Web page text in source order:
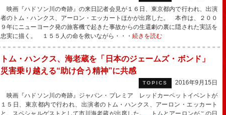
映画『ハドソン川の奇跡』の来日記者会見が１６日、東京都内で行われ、出演
者のトム・ハンクス、アーロン・エッカートほかが出席した。 本作は、２００
９年にニューヨーク発の旅客機で起きた事故からの生還劇の裏に隠された実話を
忠実に描く。 １５５人の命を救いながら・・・ 続きを読む
トム・ハンクス、海老蔵を「日本のジェームズ・ボンド」
災害乗り越える“助け合う精神”に共感
TOPICS
2016年9月15日
映画『ハドソン川の奇跡』ジャパン・プレミア レッドカーペットイベントが
１５日、東京都内で行われ、出演者のトム・ハンクス、アーロン・エッカート
と、スペシャルゲストとして市川海老蔵が出席した。 トムとアーロンがこの日